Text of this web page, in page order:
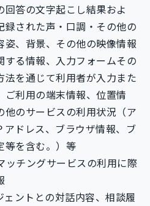
回答の文字起こし結果およ
録された声・口調・その他の
姿、背景、その他の映像情報
する情報、入力フォームその
法を通じて利用者が入力また
ご利用の端末情報、位置情
他のサービスの利用状況（ア
アドレス、ブラウザ情報、ブ
等を含む。）等
ッチングサービスの利用に際
ェントとの対話内容、相談履